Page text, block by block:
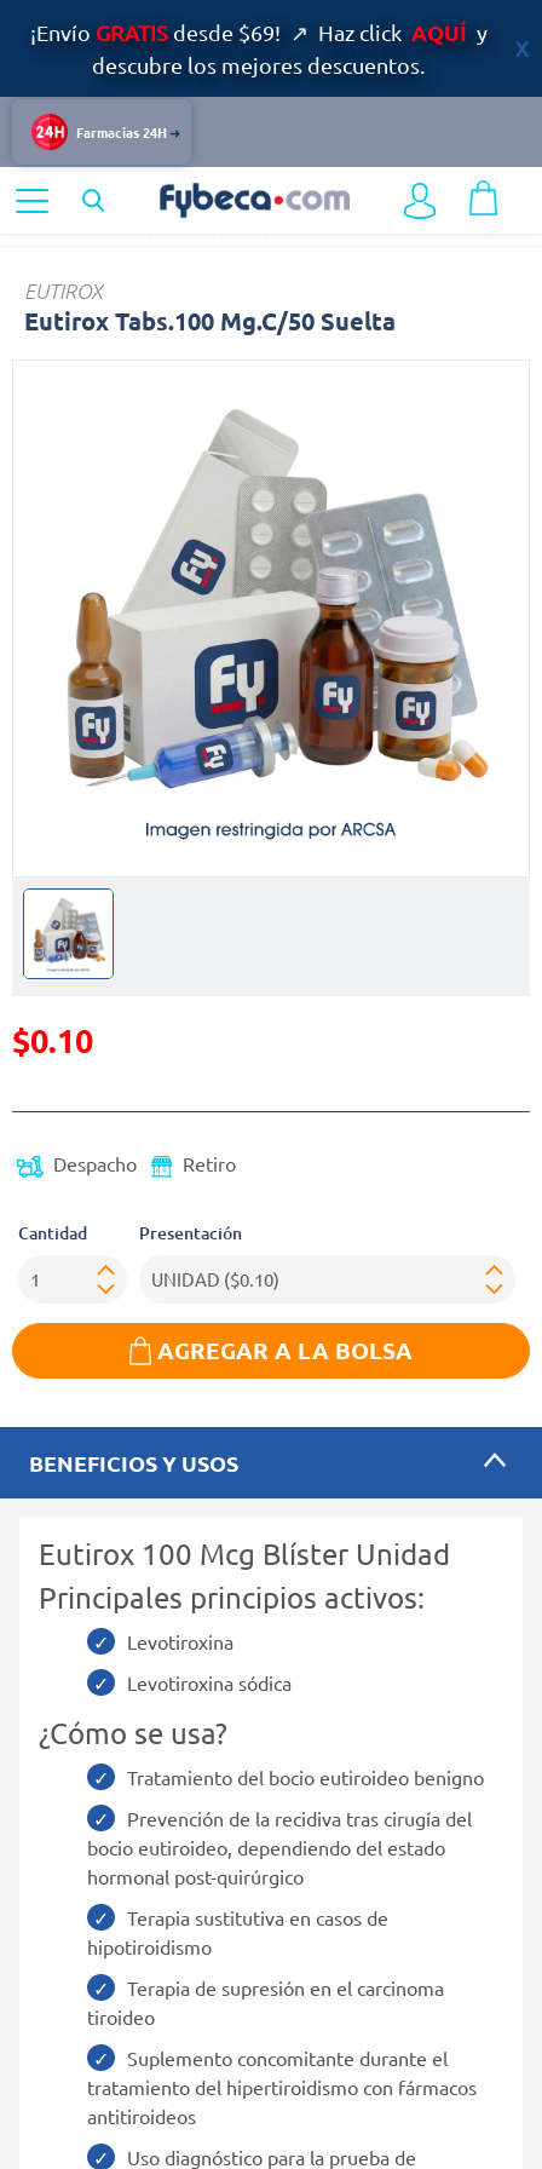
¡Envío GRATISdesde $69! ↗ Haz click AQUÍ y
descubre los mejores descuentos.
Farmacias 24H
EUTIROX
Eutirox Tabs.100 Mg.C/50 Suelta
Precio reducido de
$0.10
Despacho Retiro
Cantidad Presentación
AGREGAR A LA BOLSA
BENEFICIOS Y USOS
Eutirox 100 Mcg Blíster Unidad
Principales principios activos:
Levotiroxina
Levotiroxina sódica
¿Cómo se usa?
Tratamiento del bocio eutiroideo benigno
Prevención de la recidiva tras cirugía del
bocio eutiroideo, dependiendo del estado
hormonal post-quirúrgico
Terapia sustitutiva en casos de
hipotiroidismo
Terapia de supresión en el carcinoma
tiroideo
Suplemento concomitante durante el
tratamiento del hipertiroidismo con fármacos
antitiroideos
Uso diagnóstico para la prueba de